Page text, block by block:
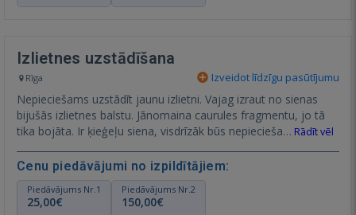
Izlietnes uzstādīšana
Rīga Izveidot līdzīgu pasūtījumu
Nepieciešams uzstādīt jaunu izlietni. Vajag izraut no sienas
bijušās izlietnes balstu. Jānomaina caurules fragmentu, jo tā
tika bojāta. Ir ķieģeļu siena, visdrīzāk būs nepiecieša… Rādīt vēl
Cenu piedāvājumi no izpildītājiem:
Piedāvājums Nr.1
25,00€
Piedāvājums Nr.2
150,00€